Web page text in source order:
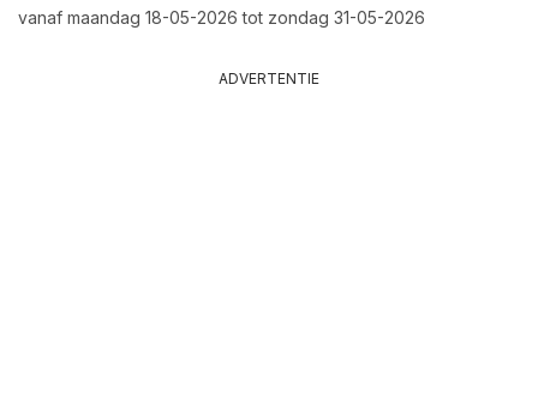
vanaf maandag 18-05-2026 tot zondag 31-05-2026
ADVERTENTIE